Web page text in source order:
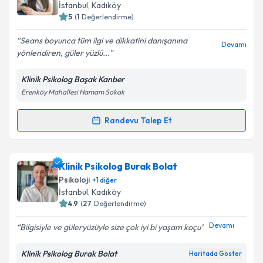
Kişisel verilerimin işlenmesine ilişkin
Metni'ni okudum ve kişisel verilerimin belirtilen
kapsamda işlenmesini kabul ediyorum.
İstanbul, Kadıköy
5 (1 Değerlendirme)
Seans boyunca tüm ilgi ve dikkatini danışanına
yönlendiren, güler yüzlü...
Devamı
Klinik Psikolog Başak Kanber
Erenköy Mahallesi Hamam Sokak
Randevu Talep Et
Randevu Takvimi Talebi
Klinik Psikolog Başak Kanberiçin randevu takvimi
talebi oluşturun. Size bu uzmandan randevu almanız
için bir takvim hazırlandığında e-posta ile
bilgilendireceğiz.
E-posta Adresiniz
Klinik Psikolog Burak Bolat
Psikoloji +1diğer
İstanbul, Kadıköy
4.9 (27 Değerlendirme)
Bilgisiyle ve güleryüzüyle size çok iyi bi yaşam koçu Devamı
Klinik Psikolog Burak Bolat Haritada Göster